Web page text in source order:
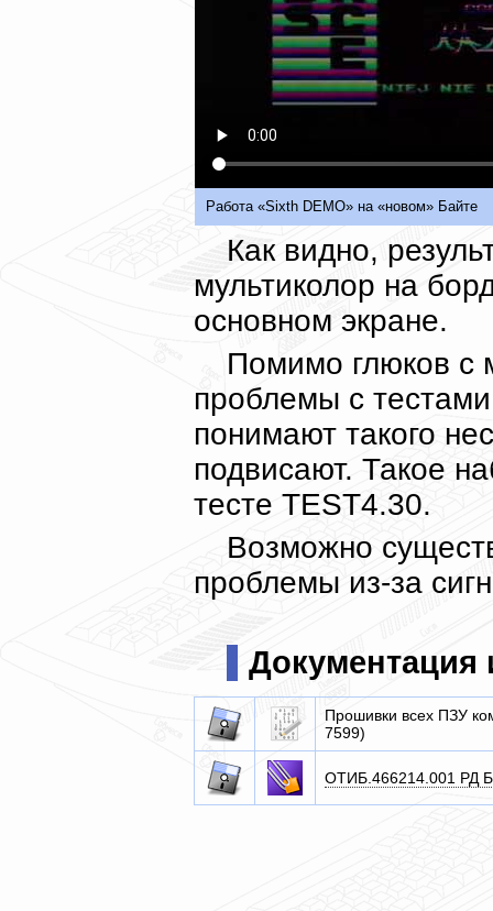
Работа «Sixth DEMO» на «новом» Байте
Как видно,
мультиколор на
основном экране.
Помимо глюков с
проблемы с
понимают такого
подвисают. Такое
тесте TEST4.30.
Возможно
проблемы из-за
Прошивки всех ПЗУ
7599)
ОТИБ.466214.001 РД